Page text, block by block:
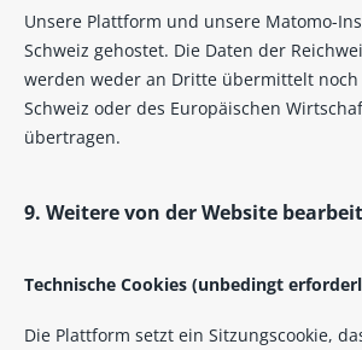
Unsere Plattform und unsere Matomo-
Schweiz gehostet. Die Daten der
werden weder an Dritte übermittelt
Schweiz oder des Europäischen
übertragen.
9. Weitere von der Website
Technische Cookies (unbedingt
Die Plattform setzt ein Sitzungscookie,